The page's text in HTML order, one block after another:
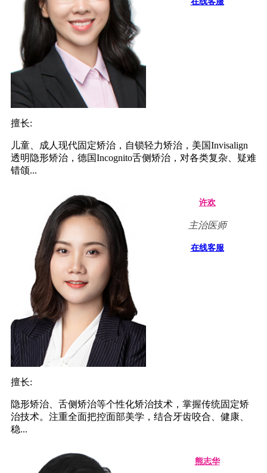
擅长:
儿童、成人现代固定矫治，自锁轻力矫治，美国Invisalign
透明隐形矫治，德国Incognito舌侧矫治，对各类复杂、疑难
错颌...
许欢
主治医师
在线客服
擅长:
隐形矫治、舌侧矫治等个性化矫治技术，掌握传统固定矫
治技术。注重全面把控面部美学，结合牙齿咬合、健康、
稳...
熊志华